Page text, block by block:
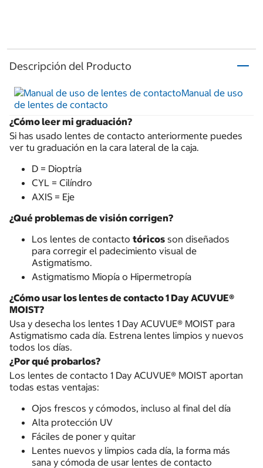
Descripción del Producto
Manual de uso
de lentes de contacto
¿Cómo leer mi graduación?
Si has usado lentes de contacto anteriormente puedes
ver tu graduación en la cara lateral de la caja.
D = Dioptría
CYL = Cilíndro
AXIS = Eje
¿Qué problemas de visión corrigen?
Los lentes de contacto tóricosson diseñados
para corregir el padecimiento visual de
Astigmatismo.
Astigmatismo Miopía o Hipermetropía
¿Cómo usar los lentes de contacto 1 Day ACUVUE®
MOIST?
Usa y desecha los lentes 1 Day ACUVUE® MOIST para
Astigmatismo cada día. Estrena lentes limpios y nuevos
todos los días.
¿Por qué probarlos?
Los lentes de contacto 1 Day ACUVUE® MOIST aportan
todas estas ventajas:
Ojos frescos y cómodos, incluso al final del día
Alta protección UV
Fáciles de poner y quitar
Lentes nuevos y limpios cada día, la forma más
sana y cómoda de usar lentes de contacto